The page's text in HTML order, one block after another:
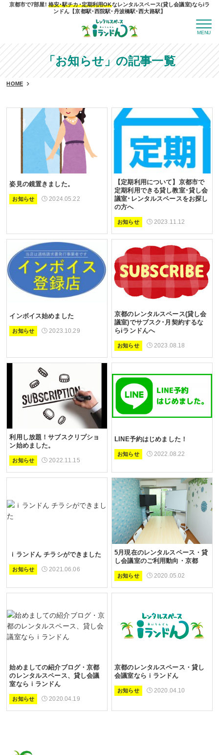
京都市で7部屋! 格安･駅チカ･定期利用OKなレンタルスペース(貸し会議室)ならiラ
ンドん【京都駅･西院駅･丹波橋駅･西大路駅】
「お知らせ」の記事一覧
MENU
HOME
姿見の鏡置きました。
お知らせ 2024.05.22
【定期利用について】京都市で
定期利用できる貸し教室･貸し会
議室･レンタルスペースをお探し
の方へ
お知らせ 2023.11.12
インボイス始めました
お知らせ 2023.10.29
京都のレンタルスペース(貸し会
議室)でサブスク･月契約するな
らiランドんへ
お知らせ 2023.08.18
利用し放題！サブスクリプショ
ン始めました。
お知らせ 2022.11.15
LINE予約はじめました！
お知らせ 2022.08.22
ｉランドん チラシができました
お知らせ 2021.06.06
5月現在のレンタルスペース・貸
し会議室のご利用動向・京都
お知らせ 2020.05.02
始めましての紹介ブログ・京都
のレンタルスペース、貸し会議
室ならｉランドん
お知らせ 2020.04.19
京都のレンタルスペース・貸し
会議室ならｉランドん
お知らせ 2020.04.10